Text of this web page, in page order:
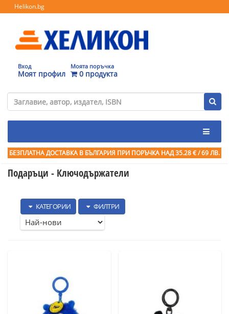
Helikon.bg
Вход
Моят профил
Моята поръчка
0 продукта
БЕЗПЛАТНА ДОСТАВКА В БЪЛГАРИЯ ПРИ ПОРЪЧКА НАД 35.28 € / 69 ЛВ.
Подаръци - Ключодържатели
КАТЕГОРИИ ФИЛТРИ